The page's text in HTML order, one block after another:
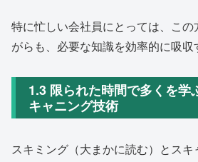
特に忙しい会社員にとっては、こ
がらも、必要な知識を効率的に吸収
1.3 限られた時間で多くを学
キャニング技術
スキミング（大まかに読む）とス